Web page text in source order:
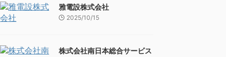
雅電設株式会社
2025/10/15
株式会社南日本総合サービス